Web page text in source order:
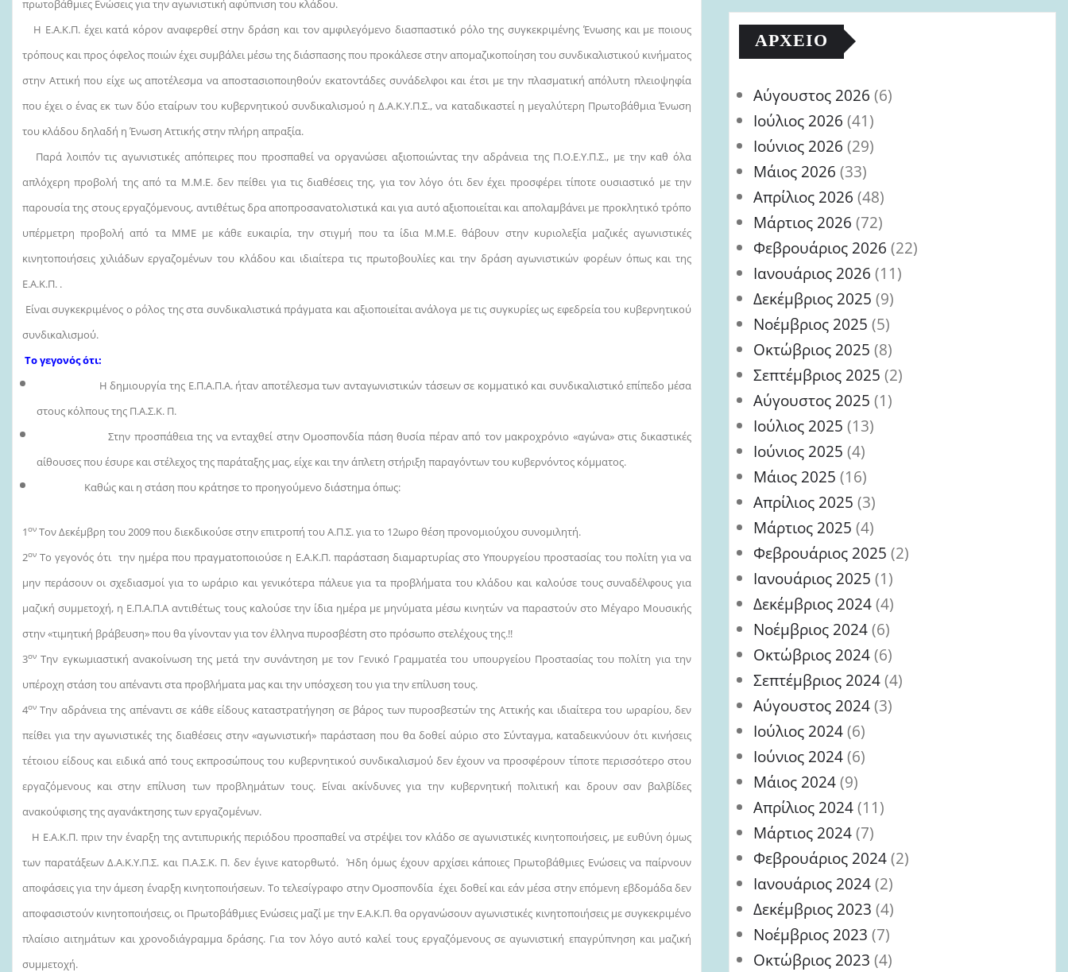
πρωτοβάθμιες Ενώσεις για την αγωνιστική αφύπνιση του κλάδου.
Η Ε.Α.Κ.Π. έχει κατά κόρον αναφερθεί στην δράση και τον αμφιλεγόμενο διασπαστικό ρόλο της συγκεκριμένης Ένωσης και με ποιους
τρόπους και προς όφελος ποιών έχει συμβάλει μέσω της διάσπασης που προκάλεσε στην απομαζικοποίηση του συνδικαλιστικού κινήματος
στην Αττική που είχε ως αποτέλεσμα να αποστασιοποιηθούν εκατοντάδες συνάδελφοι και έτσι με την πλασματική απόλυτη πλειοψηφία
που έχει ο ένας εκ των δύο εταίρων του κυβερνητικού συνδικαλισμού η Δ.Α.Κ.Υ.Π.Σ., να καταδικαστεί η μεγαλύτερη Πρωτοβάθμια Ένωση
του κλάδου δηλαδή η Ένωση Αττικής στην πλήρη απραξία.
Παρά λοιπόν τις αγωνιστικές απόπειρες που προσπαθεί να οργανώσει αξιοποιώντας την αδράνεια της Π.Ο.Ε.Υ.Π.Σ., με την καθ όλα
απλόχερη προβολή της από τα Μ.Μ.Ε. δεν πείθει για τις διαθέσεις της, για τον λόγο ότι δεν έχει προσφέρει τίποτε ουσιαστικό με την
παρουσία της στους εργαζόμενους, αντιθέτως δρα αποπροσανατολιστικά και για αυτό αξιοποιείται και απολαμβάνει με προκλητικό τρόπο
υπέρμετρη προβολή από τα ΜΜΕ με κάθε ευκαιρία, την στιγμή που τα ίδια Μ.Μ.Ε. θάβουν στην κυριολεξία μαζικές αγωνιστικές
κινητοποιήσεις χιλιάδων εργαζομένων του κλάδου και ιδιαίτερα τις πρωτοβουλίες και την δράση αγωνιστικών φορέων όπως και της
Ε.Α.Κ.Π. .
Είναι συγκεκριμένος ο ρόλος της στα συνδικαλιστικά πράγματα και αξιοποιείται ανάλογα με τις συγκυρίες ως εφεδρεία του κυβερνητικού
συνδικαλισμού.
Το γεγονός ότι:
Η δημιουργία της Ε.Π.Α.Π.Α. ήταν αποτέλεσμα των ανταγωνιστικών τάσεων σε κομματικό και συνδικαλιστικό επίπεδο μέσα
στους κόλπους της Π.Α.Σ.Κ. Π.
Στην προσπάθεια της να ενταχθεί στην Ομοσπονδία πάση θυσία πέραν από τον μακροχρόνιο «αγώνα» στις δικαστικές
αίθουσες που έσυρε και στέλεχος της παράταξης μας, είχε και την άπλετη στήριξη παραγόντων του κυβερνόντος κόμματος.
Καθώς και η στάση που κράτησε το προηγούμενο διάστημα όπως:
1ον Τον Δεκέμβρη του 2009 που διεκδικούσε στην επιτροπή του Α.Π.Σ. για το 12ωρο θέση προνομιούχου συνομιλητή.
2ον Το γεγονός ότι την ημέρα που πραγματοποιούσε η Ε.Α.Κ.Π. παράσταση διαμαρτυρίας στο Υπουργείου προστασίας του πολίτη για να
μην περάσουν οι σχεδιασμοί για το ωράριο και γενικότερα πάλευε για τα προβλήματα του κλάδου και καλούσε τους συναδέλφους για
μαζική συμμετοχή, η Ε.Π.Α.Π.Α αντιθέτως τους καλούσε την ίδια ημέρα με μηνύματα μέσω κινητών να παραστούν στο Μέγαρο Μουσικής
στην «τιμητική βράβευση» που θα γίνονταν για τον έλληνα πυροσβέστη στο πρόσωπο στελέχους της.!!
3ον Την εγκωμιαστική ανακοίνωση της μετά την συνάντηση με τον Γενικό Γραμματέα του υπουργείου Προστασίας του πολίτη για την
υπέροχη στάση του απέναντι στα προβλήματα μας και την υπόσχεση του για την επίλυση τους.
4ον Την αδράνεια της απέναντι σε κάθε είδους καταστρατήγηση σε βάρος των πυροσβεστών της Αττικής και ιδιαίτερα του ωραρίου, δεν
πείθει για την αγωνιστικές της διαθέσεις στην «αγωνιστική» παράσταση που θα δοθεί αύριο στο Σύνταγμα, καταδεικνύουν ότι κινήσεις
τέτοιου είδους και ειδικά από τους εκπροσώπους του κυβερνητικού συνδικαλισμού δεν έχουν να προσφέρουν τίποτε περισσότερο στου
εργαζόμενους και στην επίλυση των προβλημάτων τους. Είναι ακίνδυνες για την κυβερνητική πολιτική και δρουν σαν βαλβίδες
ανακούφισης της αγανάκτησης των εργαζομένων.
Η Ε.Α.Κ.Π. πριν την έναρξη της αντιπυρικής περιόδου προσπαθεί να στρέψει τον κλάδο σε αγωνιστικές κινητοποιήσεις, με ευθύνη όμως
των παρατάξεων Δ.Α.Κ.Υ.Π.Σ. και Π.Α.Σ.Κ. Π. δεν έγινε κατορθωτό. Ήδη όμως έχουν αρχίσει κάποιες Πρωτοβάθμιες Ενώσεις να παίρνουν
αποφάσεις για την άμεση έναρξη κινητοποιήσεων. Το τελεσίγραφο στην Ομοσπονδία έχει δοθεί και εάν μέσα στην επόμενη εβδομάδα δεν
αποφασιστούν κινητοποιήσεις, οι Πρωτοβάθμιες Ενώσεις μαζί με την Ε.Α.Κ.Π. θα οργανώσουν αγωνιστικές κινητοποιήσεις με συγκεκριμένο
πλαίσιο αιτημάτων και χρονοδιάγραμμα δράσης. Για τον λόγο αυτό καλεί τους εργαζόμενους σε αγωνιστική επαγρύπνηση και μαζική
συμμετοχή.
ΑΡΧΕΊΟ
Αύγουστος 2026 (6)
Ιούλιος 2026 (41)
Ιούνιος 2026 (29)
Μάιος 2026 (33)
Απρίλιος 2026 (48)
Μάρτιος 2026 (72)
Φεβρουάριος 2026 (22)
Ιανουάριος 2026 (11)
Δεκέμβριος 2025 (9)
Νοέμβριος 2025 (5)
Οκτώβριος 2025 (8)
Σεπτέμβριος 2025 (2)
Αύγουστος 2025 (1)
Ιούλιος 2025 (13)
Ιούνιος 2025 (4)
Μάιος 2025 (16)
Απρίλιος 2025 (3)
Μάρτιος 2025 (4)
Φεβρουάριος 2025 (2)
Ιανουάριος 2025 (1)
Δεκέμβριος 2024(4)
Νοέμβριος 2024(6)
Οκτώβριος 2024(6)
Σεπτέμβριος 2024(4)
Αύγουστος 2024(3)
Ιούλιος 2024(6)
Ιούνιος 2024(6)
Μάιος 2024(9)
Απρίλιος 2024(11)
Μάρτιος 2024(7)
Φεβρουάριος 2024(2)
Ιανουάριος 2024(2)
Δεκέμβριος 2023 (4)
Νοέμβριος 2023 (7)
Οκτώβριος 2023 (4)